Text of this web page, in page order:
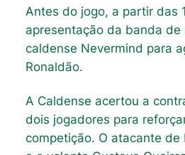
Antes do jogo, a partir das
apresentação da banda de
caldense Nevermind para
Ronaldão.
A Caldense acertou a
dois jogadores para
competição. O atacante de